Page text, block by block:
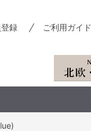
録 ご利用ガイド